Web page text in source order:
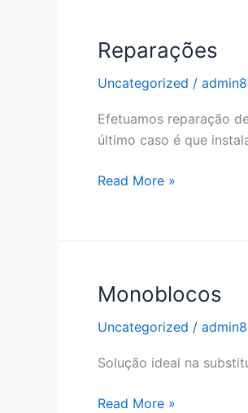
Reparações
Uncategorized /
Efetuamos reparação
último caso é que
Reparações
Read More »
Monoblocos
Uncategorized /
Solução ideal na
Monoblocos
Read More »